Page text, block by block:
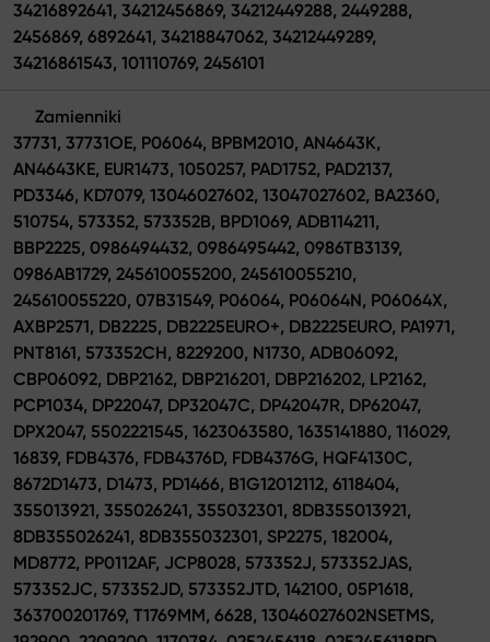
34216892641, 34212456869, 34212449288, 2449288,
2456869, 6892641, 34218847062, 34212449289,
34216861543, 101110769, 2456101
Zamienniki
37731, 37731OE, P06064, BPBM2010, AN4643K,
AN4643KE, EUR1473, 1050257, PAD1752, PAD2137,
PD3346, KD7079, 13046027602, 13047027602, BA2360,
510754, 573352, 573352B, BPD1069, ADB114211,
BBP2225, 0986494432, 0986495442, 0986TB3139,
0986AB1729, 245610055200, 245610055210,
245610055220, 07B31549, P06064, P06064N, P06064X,
AXBP2571, DB2225, DB2225EURO+, DB2225EURO, PA1971,
PNT8161, 573352CH, 8229200, N1730, ADB06092,
CBP06092, DBP2162, DBP216201, DBP216202, LP2162,
PCP1034, DP22047, DP32047C, DP42047R, DP62047,
DPX2047, 5502221545, 1623063580, 1635141880, 116029,
16839, FDB4376, FDB4376D, FDB4376G, HQF4130C,
8672D1473, D1473, PD1466, B1G12012112, 6118404,
355013921, 355026241, 355032301, 8DB355013921,
8DB355026241, 8DB355032301, SP2275, 182004,
MD8772, PP0112AF, JCP8028, 573352J, 573352JAS,
573352JC, 573352JD, 573352JTD, 142100, 05P1618,
363700201769, T1769MM, 6628, 13046027602NSETMS,